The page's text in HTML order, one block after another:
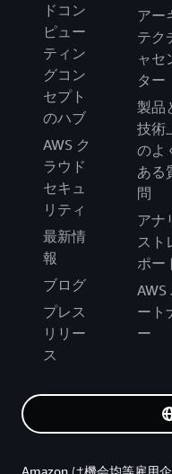
ドコン
ピュー
ティン
グコン
セプト
のハブ
AWS ク
ラウド
セキュ
リティ
最新情
報
ブログ
プレス
リリー
ス
アー
テク
ャセ
ター
製品
技術
のよ
ある
問
アナ
スト
ポー
AWS
ート
ー